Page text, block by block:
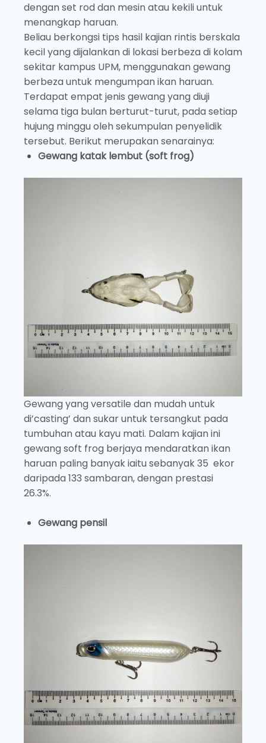
dengan set rod dan mesin atau kekili untuk
menangkap haruan.
Beliau berkongsi tips hasil kajian rintis berskala
kecil yang dijalankan di lokasi berbeza di kolam
sekitar kampus UPM, menggunakan gewang
berbeza untuk mengumpan ikan haruan.
Terdapat empat jenis gewang yang diuji
selama tiga bulan berturut-turut, pada setiap
hujung minggu oleh sekumpulan penyelidik
tersebut. Berikut merupakan senarainya:
Gewang katak lembut (soft frog)
Gewang yang versatile dan mudah untuk
di’casting’ dan sukar untuk tersangkut pada
tumbuhan atau kayu mati. Dalam kajian ini
gewang soft frog berjaya mendaratkan ikan
haruan paling banyak iaitu sebanyak 35 ekor
daripada 133 sambaran, dengan prestasi
26.3%.
Gewang pensil